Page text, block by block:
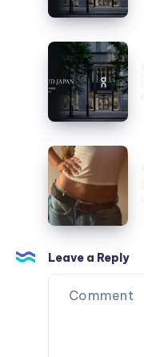
ニ
ー
ー
イ
ズ
と
フ
ィ
ッ
ガ
イ
ト
ル:
Cloud
ニ
ー
カ
ー
サ
イ
と
メ
タ
ト
ル:
On
Cloud
ス
ニ
ー
カ
Chrome
Hearts
Jewelry
Buying
Guide
Online
Leave a Reply